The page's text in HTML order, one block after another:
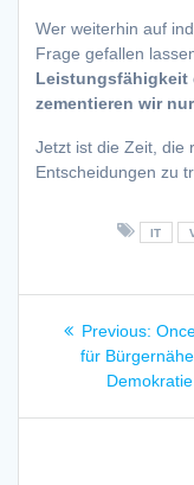
Wer weiterhin auf
Frage gefallen
Leistungsfähigkeit
zementieren wir
Jetzt ist die Zeit, die
Entscheidungen zu
IT
Previous:
post:
für
Demokratie